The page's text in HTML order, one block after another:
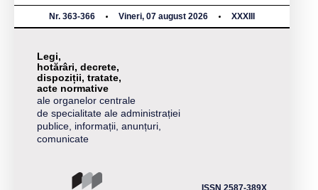
Nr. 363-366 Vineri, 07 august 2026 XXXIII
Legi,
hotărâri, decrete,
dispoziții, tratate,
acte normative
ale organelor centrale
de specialitate ale administrației
publice, informații, anunțuri,
comunicate
ISSN 2587-389X